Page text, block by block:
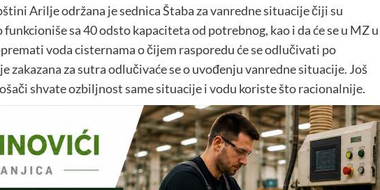
Arilje održana je sednica Štaba za vanredne situacije čiji su
sa 40 odsto kapaciteta od potrebnog, kao i da će se u MZ u
voda cisternama o čijem rasporedu će se odlučivati po
zakazana za sutra odlučivaće se o uvođenju vanredne situacije. Još
shvate ozbiljnost same situacije i vodu koriste što racionalnije.